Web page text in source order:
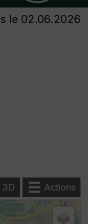
le 02.06.2026
Actions
3D